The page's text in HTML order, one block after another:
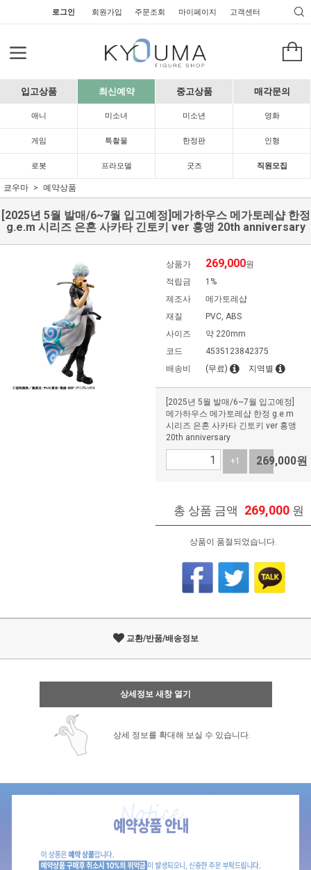
로그인 회원가입 주문조회 마이페이지 고객센터
입고상품 최신예약 중고상품 매각문의
애니 미소녀 미소년 영화
게임 특촬물 한정판 인형
로봇 프라모델 굿즈 직원모집
쿄우마 예약상품
[2025년 5월 발매/6~7월 입고예정]메가하우스 메가토레샵 한정
g.e.m 시리즈 은혼 사카타 긴토키 ver 홍앵 20th anniversary
상품가 269,000원
적립금
1%
제조사
메가토레샵
재질
PVC, ABS
사이즈
약 220mm
코드
4535123842375
배송비
(무료) 지역별
[2025년 5월 발매/6~7월 입고예정]
메가하우스 메가토레샵 한정 g.e.m
시리즈 은혼 사카타 긴토키 ver 홍앵
20th anniversary
+1 -1
269,000원
총 상품 금액 269,000 원
상품이 품절되었습니다.
교환/반품/배송정보
상세정보 새창 열기
상세 정보를 확대해 보실 수 있습니다.